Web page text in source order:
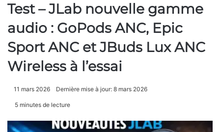
Test – JLab nouvelle gamme
audio : GoPods ANC, Epic
Sport ANC et JBuds Lux ANC
Wireless à l’essai
11 mars 2026 Dernière mise à jour: 8 mars 2026
5 minutes de lecture